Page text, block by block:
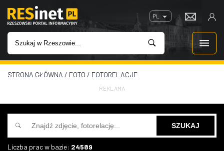
PL
WIADOMOŚCI
INWESTYCJE
IMPREZY
STRONA GŁÓWNA / FOTO / FOTORELACJE
REKLAMA
Liczba prac w bazie: 24589